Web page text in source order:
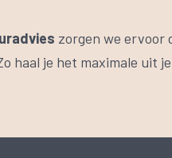
zorgen we ervoor
haal je het maximale uit